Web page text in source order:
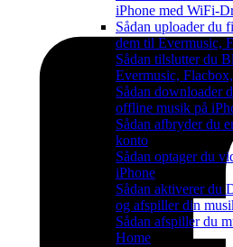
iPhone med WiFi-
Sådan uploader du
dem til Evermusic,
Sådan tilslutter du
Evermusic,
Sådan downloader
offline musik på
Sådan afbryder du
konto
Sådan optager du
iPhone
Sådan aktiverer du
og afspiller din
Sådan afspiller du
Home